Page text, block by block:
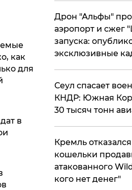
как
для
в
Дрон "Альфы"
аэропорт и сжег
запуска:
эксклюзивные
​Сеул спасает
КНДР: Южная
30 тысяч тонн
Кремль отказался
кошельки
атакованного
кого нет денег"